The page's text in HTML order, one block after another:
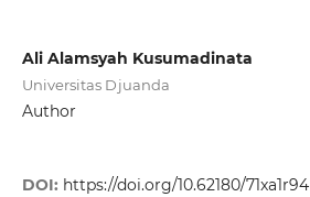
Ali Alamsyah Kusumadinata
Universitas Djuanda
Author
DOI: https://doi.org/10.62180/71xa1r94